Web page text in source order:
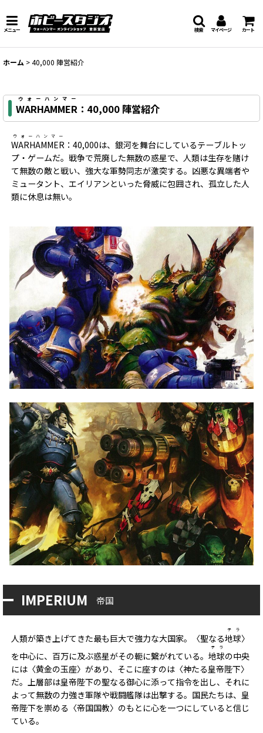
メニュー マイページ カート
検索
ホーム >40,000 陣営紹介
WARHAMMER
ウォーハンマー
：40,000 陣営紹介
WARHAMMER
ウォーハンマー
：40,000は、銀河を舞台にしているテーブルトッ
プ・ゲームだ。戦争で荒廃した無数の惑星で、人類は生存を賭け
て無数の敵と戦い、強大な軍勢同志が激突する。凶悪な異端者や
ミュータント、エイリアンといった脅威に包囲され、孤立した人
類に休息は無い。
IMPERIUM 帝国
人類が築き上げてきた最も巨大で強力な大国家。〈聖なる地球
テラ
〉
を中心に、百万に及ぶ惑星がその軛に繋がれている。地球
テラ
の中央
には〈黄金の玉座〉があり、そこに座すのは〈神たる皇帝陛下〉
だ。上層部は皇帝陛下の聖なる御心に添って指令を出し、それに
よって無数の力強き軍隊や戦闘艦隊は出撃する。国民たちは、皇
帝陛下を崇める〈帝国国教〉のもとに心を一つにしていると信じ
ている。